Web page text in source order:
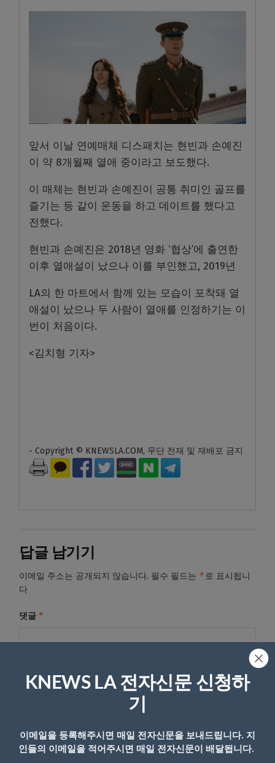
앞서 이날 연예매체 디스패치는 현빈과 손예진
이 약 8개월째 열애 중이라고 보도했다.
이 매체는 현빈과 손예진이 공통 취미인 골프를
즐기는 등 같이 운동을 하고 데이트를 했다고
전했다.
현빈과 손예진은 2018년 영화 ‘협상’에 출연한
이후 열애설이 났으나 이를 부인했고, 2019년
LA의 한 마트에서 함께 있는 모습이 포착돼 열
애설이 났으나 두 사람이 열애를 인정하기는 이
번이 처음이다.
<김치형 기자>
- Copyright © KNEWSLA.COM, 무단 전재 및 재배포 금지
답글 남기기
이메일 주소는 공개되지 않습니다. 필수 필드는 *로 표시됩니
다
댓글 *
KNEWS LA 전자신문 신청하
기
이메일을 등록해주시면 매일 전자신문을 보내드립니다. 지
인들의 이메일을 적어주시면 매일 전자신문이 배달됩니다.